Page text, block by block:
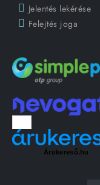
Jelentés lekérése
Felejtés joga
Árukereső.hu